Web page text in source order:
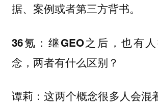
据、案例或者第三方背书。
36氪：继GEO之后，也有
念，两者有什么区别？
谭莉：这两个概念很多人会混